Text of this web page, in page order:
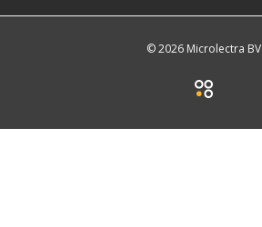
© 2026 Microlectra BV